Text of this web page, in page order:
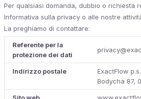
Per qualsiasi domanda, dubbio o richiesta
Informativa sulla privacy o alle nostre
La preghiamo di contattare:
Referente per la
protezione dei dati
Indirizzo postale
ExactFlow
Bodycha 87,